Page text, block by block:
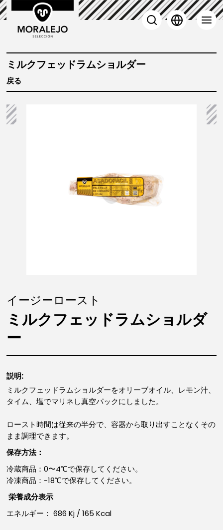
ミルクフェッドラムショルダー
戻る
イージーロースト
ミルクフェッドラムショルダ
ー
説明:
ミルクフェッドラムショルダーをオリーブオイル、レモン汁、
タイム、塩でマリネし真空パックにしました。
ロースト時間は従来の半分で、容器から取り出すことなくその
まま調理できます。
保存方法：
冷蔵商品：0〜4℃で保存してください。
冷凍商品：-18℃で保存してください。
栄養成分表示
エネルギー： 686 Kj / 165 Kcal